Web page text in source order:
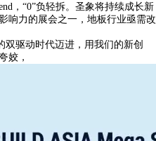
，“0”负轻拆。圣象将持续成长新
响力的展会之一，地板行业亟需改
驱动时代迈进，用我们的新创
姣，